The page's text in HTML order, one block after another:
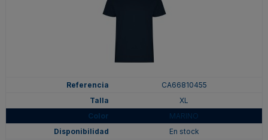
CA66810455
XL
MARINO
En stock